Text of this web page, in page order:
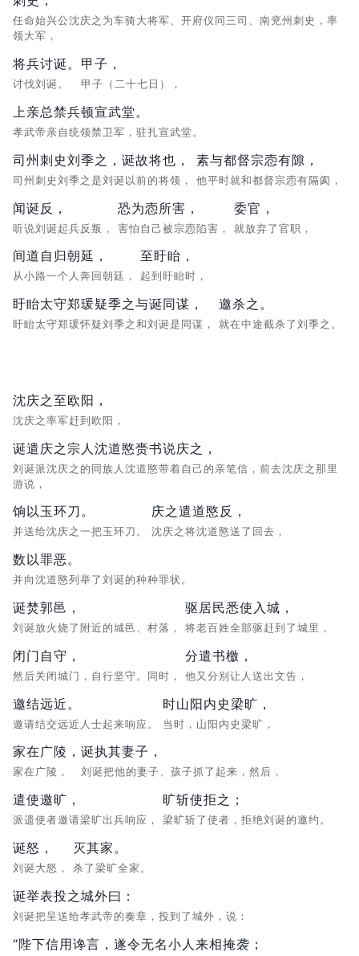
任命始兴公沈庆之为车骑大将军、开府仪同三司、南兖州刺史，率
领大军，
将兵讨诞。
讨伐刘诞。
甲子，
甲子（二十七日），
上亲总禁兵顿宣武堂。
孝武帝亲自统领禁卫军，驻扎宣武堂。
司州刺史刘季之，诞故将也，
司州刺史刘季之是刘诞以前的将领，
素与都督宗悫有隙，
他平时就和都督宗悫有隔阂，
闻诞反，
听说刘诞起兵反叛，
恐为悫所害，
害怕自己被宗悫陷害，
委官，
就放弃了官职，
间道自归朝延，
从小路一个人奔回朝廷，
至盱眙，
起到盱眙时，
盱眙太守郑瑗疑季之与诞同谋，
盱眙太守郑瑗怀疑刘季之和刘诞是同谋，
邀杀之。
就在中途截杀了刘季之。
沈庆之至欧阳，
沈庆之率军赶到欧阳，
诞遣庆之宗人沈道愍赍书说庆之，
刘诞派沈庆之的同族人沈道愍带着自己的亲笔信，前去沈庆之那里
游说，
饷以玉环刀。
并送给沈庆之一把玉环刀。
庆之遣道愍反，
沈庆之将沈道愍送了回去，
数以罪恶。
并向沈道愍列举了刘诞的种种罪状。
诞焚郭邑，
刘诞放火烧了附近的城邑、村落，
驱居民悉使入城，
将老百姓全部驱赶到了城里，
闭门自守，
然后关闭城门，自行坚守。同时，
分遣书檄，
他又分别让人送出文告，
邀结远近。
邀请结交远近人士起来响应。
时山阳内史梁旷，
当时，山阳内史梁旷，
家在广陵，
家在广陵，
诞执其妻子，
刘诞把他的妻子、孩子抓了起来，然后，
遣使邀旷，
派遗使者邀请梁旷出兵响应，
旷斩使拒之；
梁旷斩了使者，拒绝刘诞的邀约。
诞怒，
刘诞大怒，
灭其家。
杀了梁旷全家。
诞举表投之城外曰：
刘诞把呈送给孝武帝的奏章，投到了城外，说：
“陛下信用谗言， 遂令无名小人来相掩袭；